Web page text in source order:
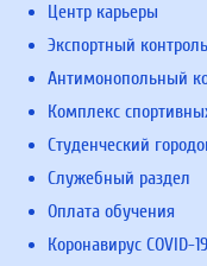
Центр карьеры
Экспортный контроль
Антимонопольный
Комплекс
Студенческий
Служебный раздел
Оплата обучения
Коронавирус COVID-19